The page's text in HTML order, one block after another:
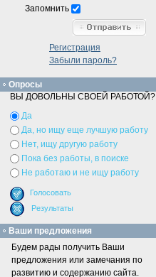
Запомнить
Регистрация
Забыли пароль?
Опросы
ВЫ ДОВОЛЬНЫ СВОЕЙ РАБОТОЙ?
Да
Да, но ищу еще лучшую работу
Нет, ищу другую работу
Пока без работы, в поиске
Не работаю и не ищу работу
Ваши предложения
Будем рады получить Ваши
предложения или замечания по
развитию и содержанию сайта.